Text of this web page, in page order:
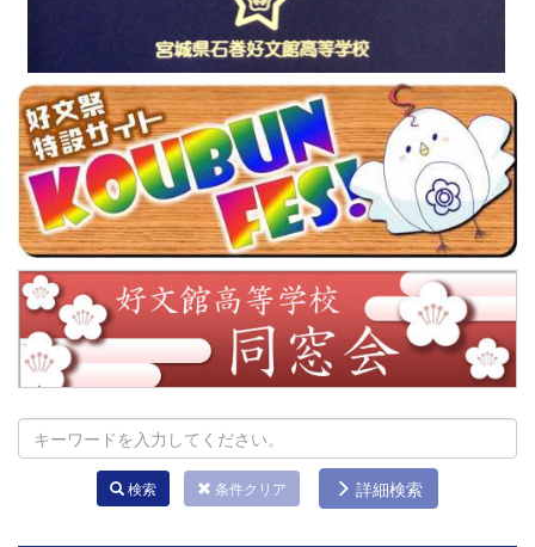
検索 条件クリア 詳細検索